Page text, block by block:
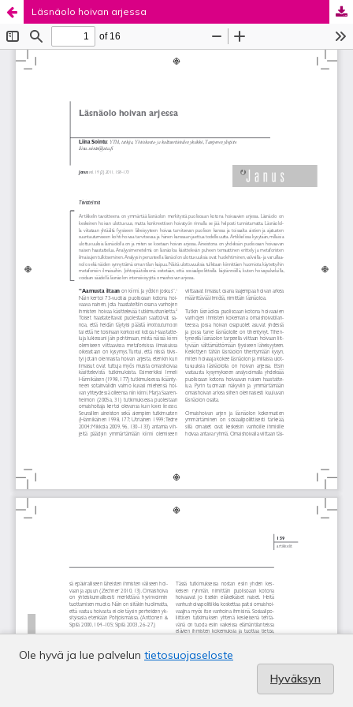
Läsnäolo hoivan arjessa
Ole hyvä ja lue palvelun tietosuojaseloste
Hyväksyn
Palvelua ylläpitää Tieteellisten seurain valtuuskunta.